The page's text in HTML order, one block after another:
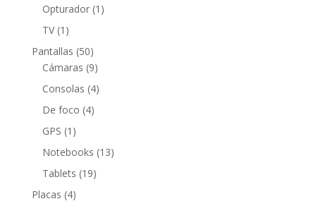
productos
Opturador 1 1
TV 1 1
producto
Pantallas 5050
productos
Cámaras 99
productos
Consolas 44
De foco 44
GPS 1 1
producto
Notebooks 1313
Tablets 1919
Placas 44